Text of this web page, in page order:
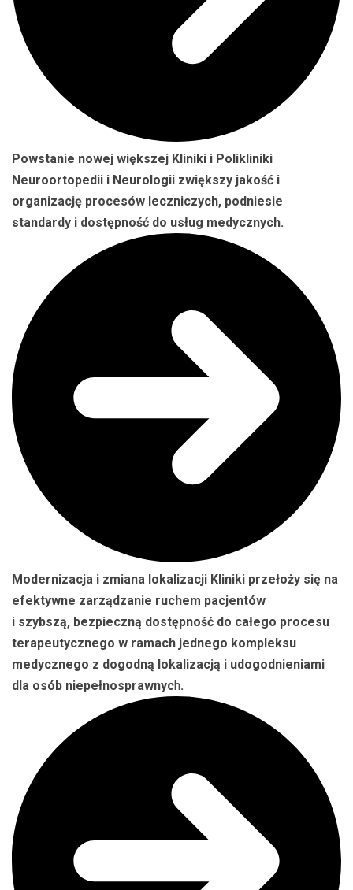
Powstanie nowej większej Kliniki i Polikliniki
Neuroortopedii i Neurologii zwiększy jakość i
organizację procesów leczniczych, podniesie
standardy i dostępność do usług medycznych.
Modernizacja i zmiana lokalizacji Kliniki przełoży się na
efektywne zarządzanie ruchem pacjentów
i szybszą, bezpieczną dostępność do całego procesu
terapeutycznego w ramach jednego kompleksu
medycznego z dogodną lokalizacją i udogodnieniami
dla osób niepełnosprawnych.